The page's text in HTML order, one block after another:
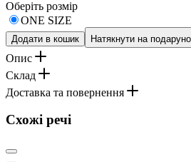
Оберіть розмір
ONE SIZE
Додати в кошик Натякнути на
Опис
Склад
Доставка та повернення
Схожі речі